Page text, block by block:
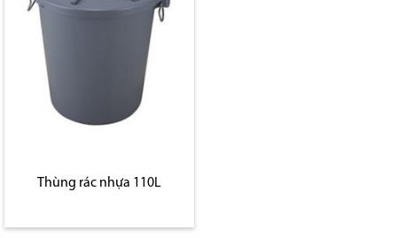
Thùng rác nhựa 110L